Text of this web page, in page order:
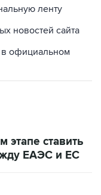
ленту
новостей сайта
в официальном
этапе ставить
ЕАЭС и ЕС